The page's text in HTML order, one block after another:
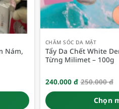
Nám,
CHĂM SÓC DA MẶT
Tẩy Da Chết White
Từng Milimet – 100g
250.000đ
Giá
gốc
là:
250.000 đ.
240.000 đ
Giá
hiện
tại
là: Chọn